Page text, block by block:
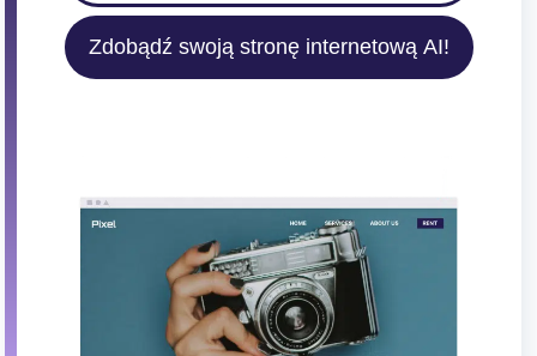
Zdobądź swoją stronę internetową AI!